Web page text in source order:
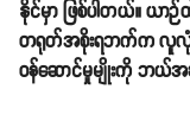
နိုင်မှာ ဖြစ်ပါတယ်။ ယာ
တရုတ်အစိုးရဘက်က လူလုံး
ဝန်ဆောင်မှုမျိုးကို ဘယ်အ